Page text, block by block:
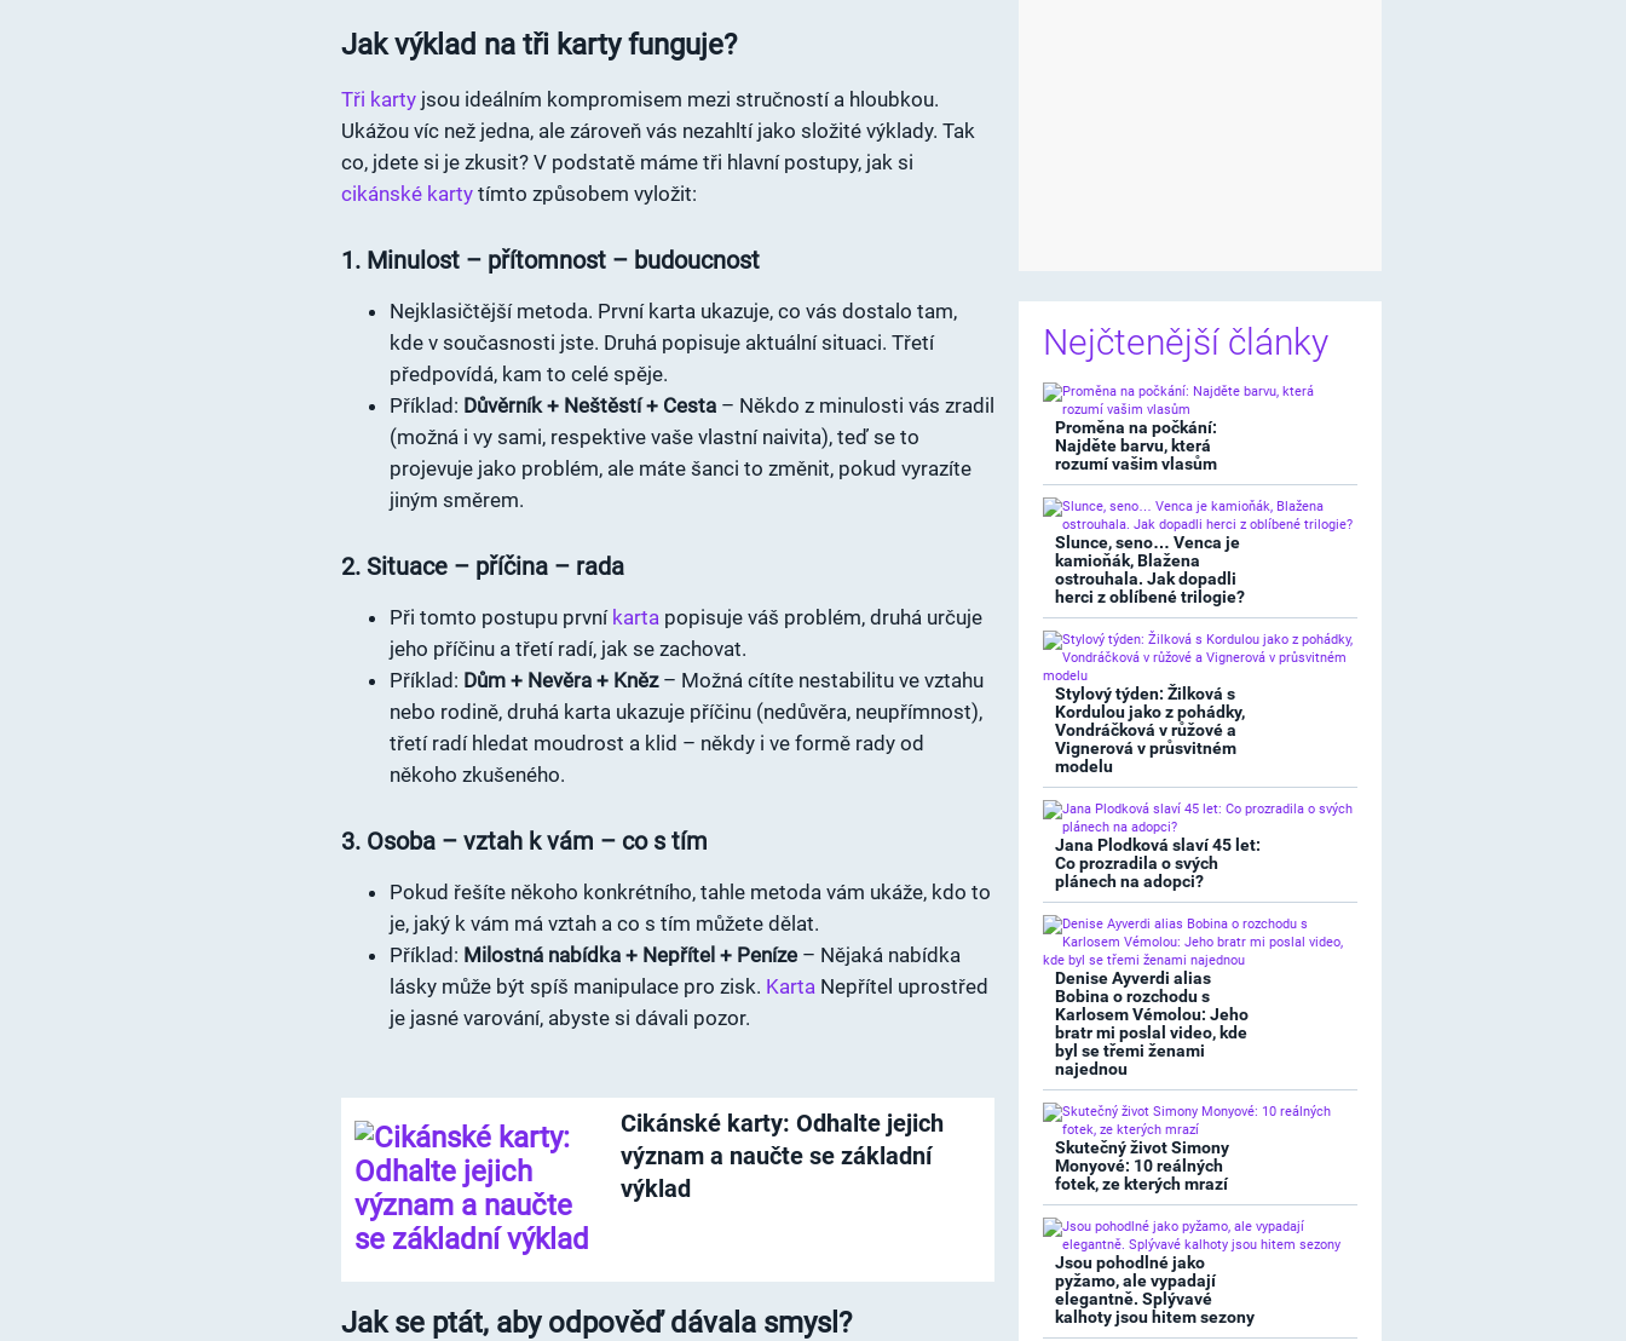
Jak výklad na tři karty funguje?
Tři karty jsou ideálním kompromisem mezi stručností a hloubkou.
Ukážou víc než jedna, ale zároveň vás nezahltí jako složité výklady. Tak
co, jdete si je zkusit? V podstatě máme tři hlavní postupy, jak si
cikánské karty tímto způsobem vyložit:
1. Minulost – přítomnost – budoucnost
Nejklasičtější metoda. První karta ukazuje, co vás dostalo tam,
kde v současnosti jste. Druhá popisuje aktuální situaci. Třetí
předpovídá, kam to celé spěje.
Příklad: Důvěrník + Neštěstí + Cesta – Někdo z minulosti vás zradil
(možná i vy sami, respektive vaše vlastní naivita), teď se to
projevuje jako problém, ale máte šanci to změnit, pokud vyrazíte
jiným směrem.
2. Situace – příčina – rada
Při tomto postupu první karta popisuje váš problém, druhá určuje
jeho příčinu a třetí radí, jak se zachovat.
Příklad: Dům + Nevěra + Kněz– Možná cítíte nestabilitu ve vztahu
nebo rodině, druhá karta ukazuje příčinu (nedůvěra, neupřímnost),
třetí radí hledat moudrost a klid – někdy i ve formě rady od
někoho zkušeného.
3. Osoba – vztah k vám – co s tím
Pokud řešíte někoho konkrétního, tahle metoda vám ukáže, kdo to
je, jaký k vám má vztah a co s tím můžete dělat.
Příklad: Milostná nabídka + Nepřítel + Peníze – Nějaká nabídka
lásky může být spíš manipulace pro zisk. Karta Nepřítel uprostřed
je jasné varování, abyste si dávali pozor.
Cikánské karty: Odhalte jejich
význam a naučte se základní
výklad
Jak se ptát, aby odpověď dávala smysl?
Nejčtenější články
Proměna na počkání:
Najděte barvu, která
rozumí vašim vlasům
Slunce, seno… Venca je
kamioňák, Blažena
ostrouhala. Jak dopadli
herci z oblíbené trilogie?
Stylový týden: Žilková s
Kordulou jako z pohádky,
Vondráčková v růžové a
Vignerová v průsvitném
modelu
Jana Plodková slaví 45 let:
Co prozradila o svých
plánech na adopci?
Denise Ayverdi alias
Bobina o rozchodu s
Karlosem Vémolou: Jeho
bratr mi poslal video, kde
byl se třemi ženami
najednou
Skutečný život Simony
Monyové: 10 reálných
fotek, ze kterých mrazí
Jsou pohodlné jako
pyžamo, ale vypadají
elegantně. Splývavé
kalhoty jsou hitem sezony